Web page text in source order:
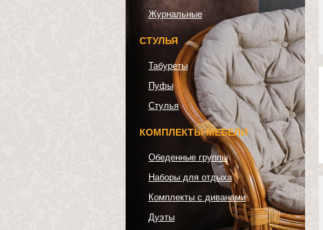
Журнальные
СТУЛЬЯ
Табуреты
Пуфы
Стулья
КОМПЛЕКТЫ МЕБЕЛИ
Обеденные группы
Наборы для отдыха
Комплекты с диванами
Дуэты